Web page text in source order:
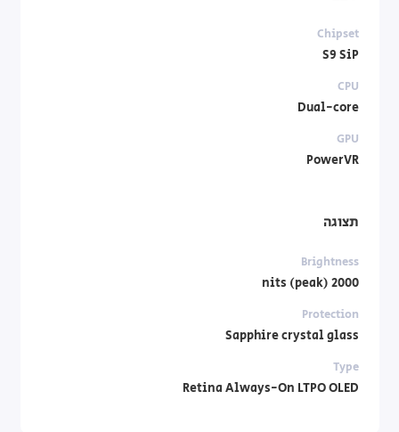
Chipset
S9 SiP
CPU
Dual-core
GPU
PowerVR
תצוגה
Brightness
2000 nits (peak)
Protection
Sapphire crystal glass
Type
Retina Always-On LTPO OLED